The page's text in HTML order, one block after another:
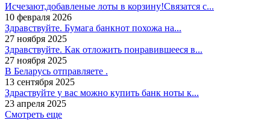
Исчезают,добавленые лоты в корзину!Связатся с...
10 февраля 2026
Здравствуйте. Бумага банкнот похожа на...
27 ноября 2025
Здравствуйте. Как отложить понравившееся в...
27 ноября 2025
В Беларусь отправляете .
13 сентября 2025
Здраствуйте у вас можно купить банк ноты к...
23 апреля 2025
Смотреть еще